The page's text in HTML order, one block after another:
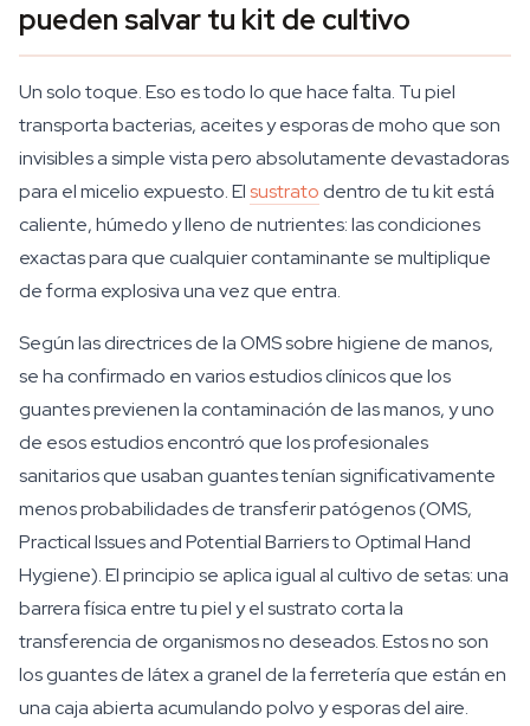
pueden salvar tu kit de cultivo
Un solo toque. Eso es todo lo que hace falta. Tu piel
transporta bacterias, aceites y esporas de moho que son
invisibles a simple vista pero absolutamente devastadoras
para el micelio expuesto. Elsustrato dentro de tu kit está
caliente, húmedo y lleno de nutrientes: las condiciones
exactas para que cualquier contaminante se multiplique
de forma explosiva una vez que entra.
Según las directrices de la OMS sobre higiene de manos,
se ha confirmado en varios estudios clínicos que los
guantes previenen la contaminación de las manos, y uno
de esos estudios encontró que los profesionales
sanitarios que usaban guantes tenían significativamente
menos probabilidades de transferir patógenos (OMS,
Practical Issues and Potential Barriers to Optimal Hand
Hygiene). El principio se aplica igual al cultivo de setas: una
barrera física entre tu piel y el sustrato corta la
transferencia de organismos no deseados. Estos no son
los guantes de látex a granel de la ferretería que están en
una caja abierta acumulando polvo y esporas del aire.